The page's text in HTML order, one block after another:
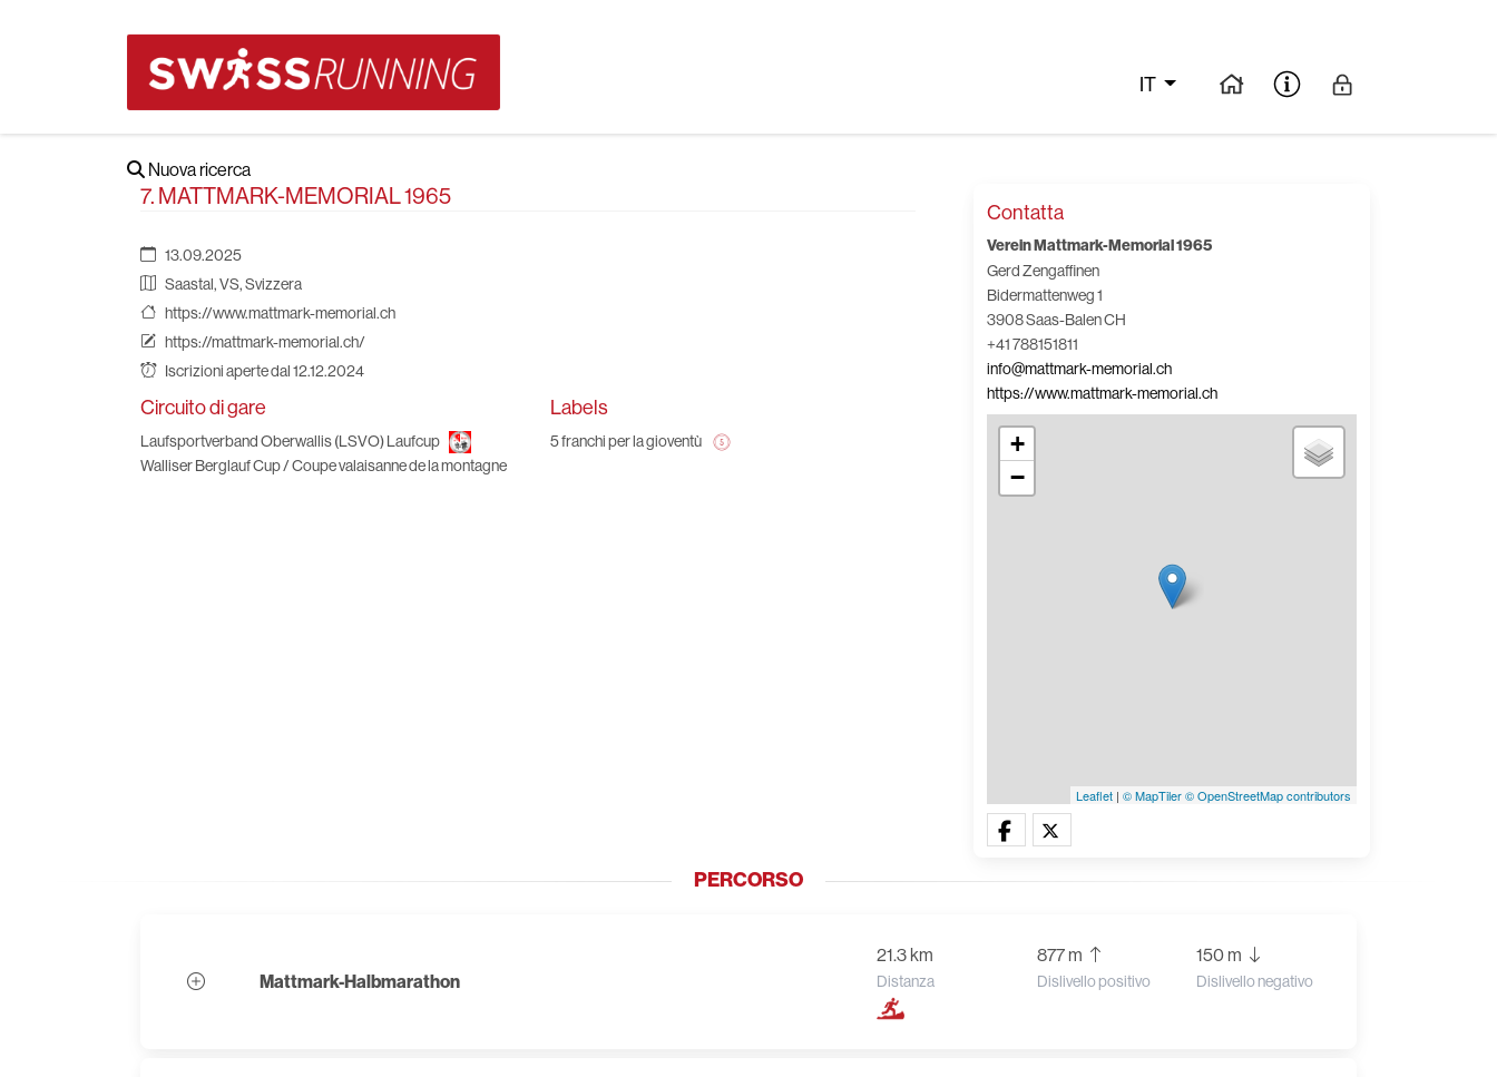
IT
Nuova ricerca
7. MATTMARK-MEMORIAL 1965
13.09.2025
Saastal, VS, Svizzera
https://www.mattmark-memorial.ch
https://mattmark-memorial.ch/
Iscrizioni aperte dal 12.12.2024
Circuito di gare
Laufsportverband Oberwallis (LSVO) Laufcup
Walliser Berglauf Cup / Coupe valaisanne de la montagne
Labels
5 franchi per la gioventù
Contatta
Verein Mattmark-Memorial 1965
Gerd Zengaffinen
Bidermattenweg 1
3908 Saas-Balen CH
+41 788151811
info@mattmark-memorial.ch
https://www.mattmark-memorial.ch
+
−
Leaflet | © MapTiler© OpenStreetMap contributors
PERCORSO
Mattmark-Halbmarathon
21.3 km
Distanza
877 m
Dislivello positivo
150 m
Dislivello negativo